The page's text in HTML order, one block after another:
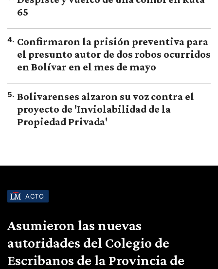
65
4. Confirmaron la prisión preventiva para
el presunto autor de dos robos ocurridos
en Bolívar en el mes de mayo
5. Bolivarenses alzaron su voz contra el
proyecto de 'Inviolabilidad de la
Propiedad Privada'
ACTO
Asumieron las nuevas
autoridades del Colegio de
Escribanos de la Provincia de